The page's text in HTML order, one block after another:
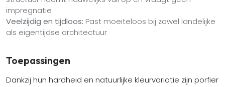
impregnatie
Veelzijdig en tijdloos: Past moeiteloos bij zowel landelijke
als eigentijdse architectuur
Toepassingen
Dankzij hun hardheid en natuurlijke kleurvariatie zijn porfier